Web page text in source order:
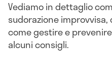
Vediamo in dettaglio
sudorazione improvvisa,
come gestire e
alcuni consigli.